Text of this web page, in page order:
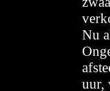
Nu
uur,